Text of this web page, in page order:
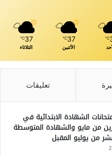
℃
37
℃
الأثنين
37
℃
الثلاثاء
تعليقات
الشهادة الابتدائية في
من مايو والشهادة المتوسطة
من يوليو المقبل